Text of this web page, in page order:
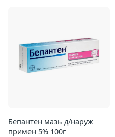
Бепантен мазь д/наруж
примен 5% 100г